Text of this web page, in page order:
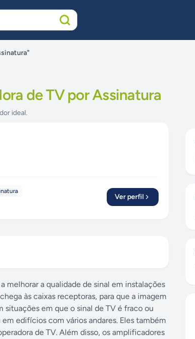
de TV por Assinatura
ideal.
Ver perfil
melhorar a qualidade de sinal em instalações
às caixas receptoras, para que a imagem
situações em que o sinal de TV é fraco ou
edifícios com vários andares. Eles também
de TV. Além disso, os amplificadores